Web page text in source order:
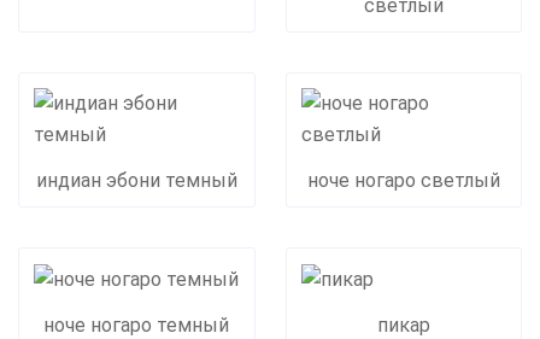
светлый
индиан эбони темный ноче ногаро светлый
ноче ногаро темный пикар